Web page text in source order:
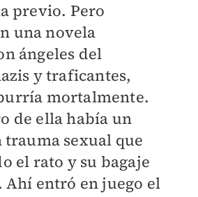
previo. Pero
una novela
ángeles del
y traficantes,
mortalmente.
de ella había un
trauma sexual que
el rato y su bagaje
Ahí entró en juego el